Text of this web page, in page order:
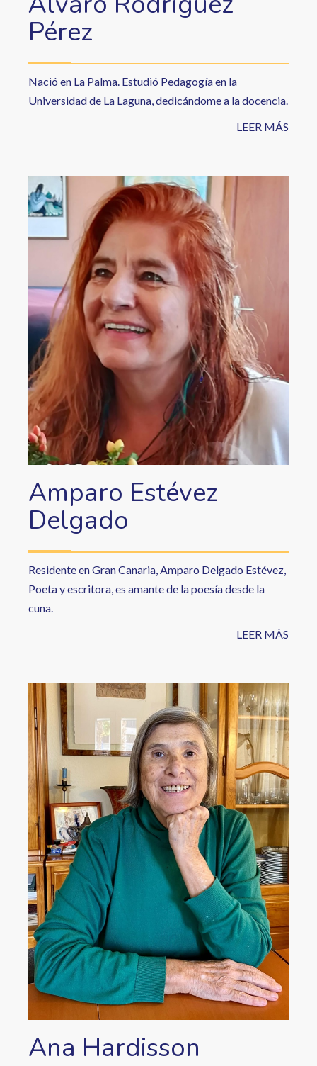
Pérez
Nació en La Palma. Estudió Pedagogía en la
Universidad de La Laguna, dedicándome a la docencia.
LEER MÁS
Amparo Estévez
Delgado
Residente en Gran Canaria, Amparo Delgado Estévez,
Poeta y escritora, es amante de la poesía desde la
cuna.
LEER MÁS
Ana Hardisson